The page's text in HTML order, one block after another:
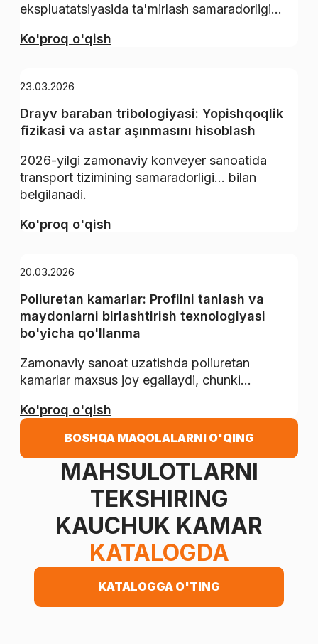
ekspluatatsiyasida ta'mirlash samaradorligi...
Ko'proq o'qish
23.03.2026
Drayv baraban tribologiyasi: Yopishqoqlik
fizikasi va astar aşınmasını hisoblash
2026-yilgi zamonaviy konveyer sanoatida
transport tizimining samaradorligi... bilan
belgilanadi.
Ko'proq o'qish
20.03.2026
Poliuretan kamarlar: Profilni tanlash va
maydonlarni birlashtirish texnologiyasi
bo'yicha qo'llanma
Zamonaviy sanoat uzatishda poliuretan
kamarlar maxsus joy egallaydi, chunki...
Ko'proq o'qish
BOSHQA MAQOLALARNI O'QING
MAHSULOTLARNI
TEKSHIRING
KAUCHUK KAMAR
KATALOGDA
KATALOGGA O'TING